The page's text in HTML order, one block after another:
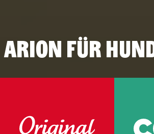
ARION für